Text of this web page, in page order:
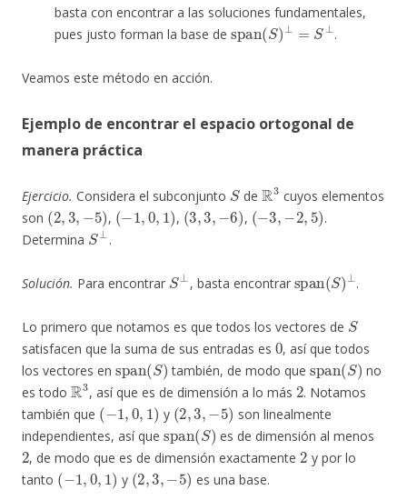
basta con encontrar a las soluciones fundamentales,
pues justo forman la base de
span(S)⊥=S⊥
.
Veamos este método en acción.
Ejemplo de encontrar el espacio ortogonal de
manera práctica
Ejercicio. Considera el subconjunto
S
de
R 3
cuyos elementos
son
(2,3,−5)
,
(−1 ,0,1)
,
(3,3,−6)
,
(−3, −2,5)
.
Determina
S⊥
.
Solución. Para encontrar
S⊥
, basta encontrar
span( S) ⊥
.
Lo primero que notamos es que todos los vectores de
S
satisfacen que la suma de sus entradas es
0
, así que todos
los vectores en
span(S)
también, de modo que
span(S)
no
es todo
R3
, así que es de dimensión a lo más
2
. Notamos
también que
(− 1,0, 1)
y
(2,3,−5)
son linealmente
independientes, así que
span(S)
es de dimensión al menos
2
, de modo que es de dimensión exactamente
2
y por lo
tanto
(−1,0,1)
y
(2,3,−5)
es una base.